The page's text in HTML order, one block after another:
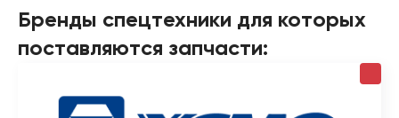
Бренды спецтехники для которых
поставляются запчасти: